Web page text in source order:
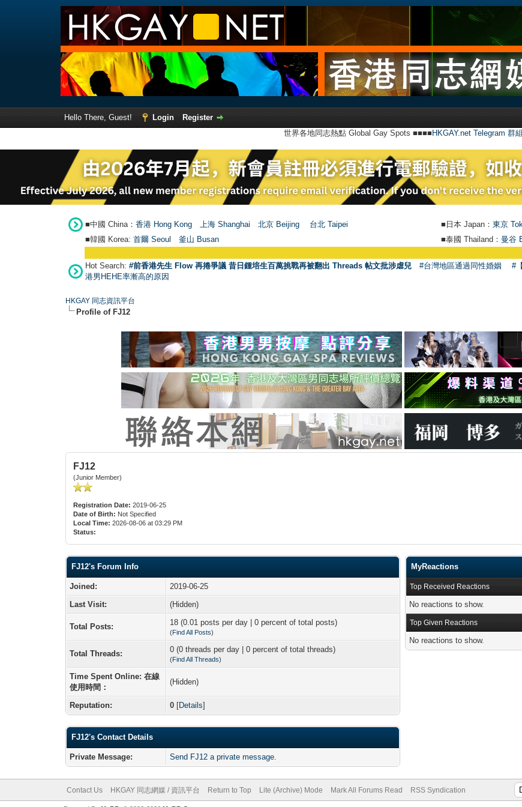
Hello There, Guest! Login
Register
世界各地同志熱點 Global Gay Spots ■■■■ HKGAY.net Telegram 群組
■中國 China： 香港 Hong Kong 上海 Shanghai 北京 Beijing 台北 Taipei ■日本 Japan： 東京
■韓國 Korea: 首爾 Seou 釜山 Busan ■泰國 Thailand： 曼谷
Hot Search: #前香港先生 Flow 再捲爭議 昔日鍾培生百萬挑戰再被翻出 Threads 帖文批涉虐兒 #台灣地區通過同性婚姻 #
港男HEHE率漸高的原因
HKGAY 同志資訊平台
Profile of FJ12
FJ12
(Junior Member)
Registration Date: 2019-06-25
Date of Birth: Not Specified
Local Time: 2026-08-06 at 03:29 PM
Status:
FJ12's Forum Info
Joined:
2019-06-25
Last Visit:
(Hidden)
Total Posts: 18 (0.01 posts per day | 0 percent of total posts)
(Find All Posts)
Total Threads: 0 (0 threads per day | 0 percent of total threads)
(Find All Threads)
Time Spent Online: 在線
使用時間：
(Hidden)
Reputation: 0 [Details]
FJ12's Contact Details
Private Message: Send FJ12 a private message.
MyReactions
Top Received Reactions
No reactions to show.
Top Given Reactions
No reactions to show.
Contact Us HKGAY 同志網媒 / 資訊平台 Return to Top Lite (Archive) Mode Mark All Forums Read RSS Syndication